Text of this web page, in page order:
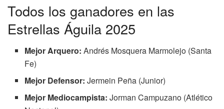
Todos los ganadores en las
Estrellas Águila 2025
Mejor Arquero: Andrés Mosquera Marmolejo (Santa
Fe)
Mejor Defensor: Jermein Peña (Junior)
Mejor Mediocampista: Jorman Campuzano (Atlético